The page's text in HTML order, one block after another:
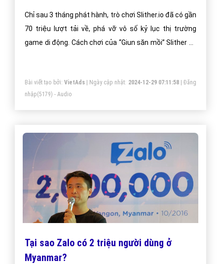
Chỉ sau 3 tháng phát hành, trò chơi Slither.io đã có gần
70 triệu lượt tải về, phá vỡ vô số kỷ lục thị trường
game di động. Cách chơi của “Giun săn mồi” Slither vô
Bài viết tạo bởi: VietAds| Ngày cập nhật: 2024-12-29 07:11:58|Đăng
nhập(5179) - Audio
Tại sao Zalo có 2 triệu người dùng ở
Myanmar?